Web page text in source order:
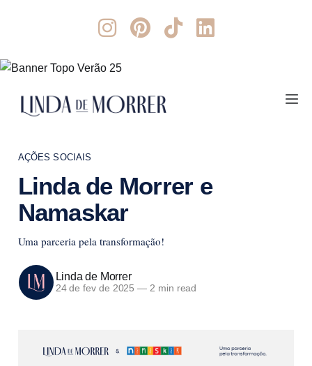
AÇÕES SOCIAIS
Linda de Morrer e
Namaskar
Uma parceria pela transformação!
Linda de Morrer
24 de fev de 2025 — 2 min read